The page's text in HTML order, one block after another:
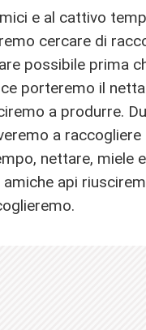
e al cattivo
cercare di
possibile prima
porteremo il
a produrre.
a raccogliere
nettare, miele
amiche api